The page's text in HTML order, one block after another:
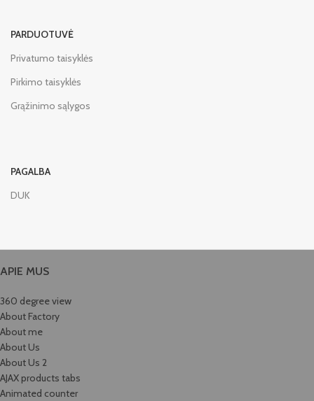
PARDUOTUVĖ
Privatumo taisyklės
Pirkimo taisyklės
Grąžinimo sąlygos
PAGALBA
DUK
APIE MUS
360 degree view
About Factory
About me
About Us
About Us 2
AJAX products tabs
Animated counter